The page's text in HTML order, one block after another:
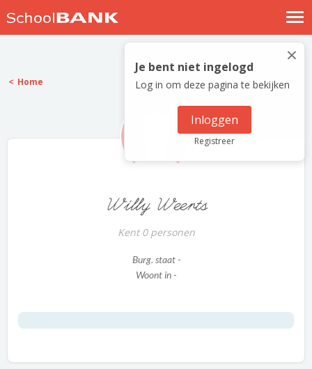
Nostalgische verhalen
Log in
Meld je gratis aan
×
Je bent niet ingelogd
Log in om deze pagina te bekijken
Inloggen
Registreer
Home
Willy Weerts
Kent 0 personen
Burg. staat -
Woont in -